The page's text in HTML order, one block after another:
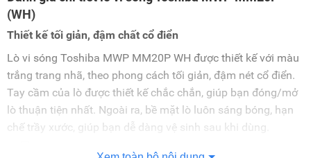
(WH)
Thiết kế tối giản, đậm chất cổ điển
Lò vi sóng Toshiba MWP MM20P WH được thiết kế với màu
trắng trang nhã, theo phong cách tối giản, đậm nét cổ điển.
Tay cầm của lò được thiết kế chắc chắn, giúp bạn đóng/mở
lò thuận tiện nhất. Ngoài ra, bề mặt lò luôn sáng bóng, hạn
chế trầy xước, giúp bạn dễ dàng vệ sinh sau khi dùng.